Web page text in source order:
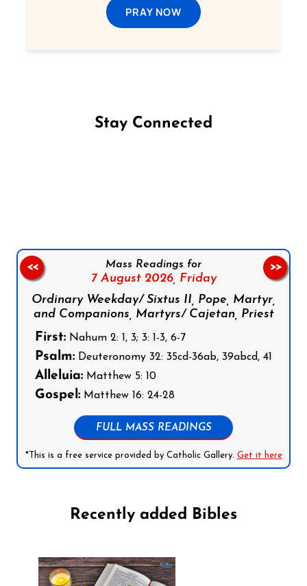
PRAY NOW
Stay Connected
Mass Readings for
7 August 2026, Friday
Ordinary Weekday/ Sixtus II, Pope, Martyr,
and Companions, Martyrs/ Cajetan, Priest
First: Nahum 2: 1, 3; 3: 1-3, 6-7
Psalm: Deuteronomy 32: 35cd-36ab, 39abcd, 41
Alleluia: Matthew 5: 10
Gospel: Matthew 16: 24-28
FULL MASS READINGS
*This is a free service provided by Catholic Gallery. Get it here
<< >>
Recently added Bibles